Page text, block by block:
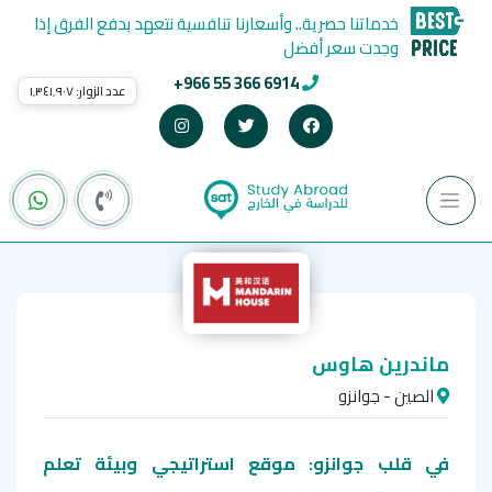
+966 55 366 6914
خدماتنا حصرية.. وأسعارنا تنافسية نتعهد بدفع الفرق إذا
وجدت سعر أفضل
عدد الزوار:١٬٣٤١٬٩٠٧
ماندرين هاوس
الصين - جوانزو
في قلب جوانزو: موقع استراتيجي وبيئة تعلم